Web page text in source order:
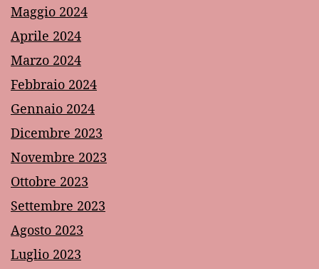
Maggio 2024
Aprile 2024
Marzo 2024
Febbraio 2024
Gennaio 2024
Dicembre 2023
Novembre 2023
Ottobre 2023
Settembre 2023
Agosto 2023
Luglio 2023